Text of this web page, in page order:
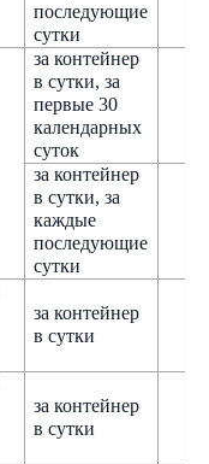
последующие
сутки
за контейнер
в сутки, за
первые 30
календарных
суток
за контейнер
в сутки, за
каждые
последующие
сутки
за контейнер
в сутки
за контейнер
в сутки